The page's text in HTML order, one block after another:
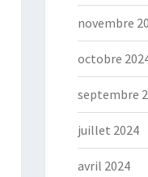
novembre
octobre
septembre
juillet 2024
avril 2024